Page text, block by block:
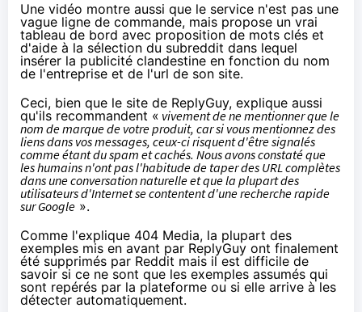
Une vidéo montre aussi que le service n'est pas une
vague ligne de commande, mais propose un vrai
tableau de bord avec proposition de mots clés et
d'aide à la sélection du subreddit dans lequel
insérer la publicité clandestine en fonction du nom
de l'entreprise et de l'url de son site.
Ceci, bien que le site de ReplyGuy, explique aussi
qu'ils recommandent « vivement de ne mentionner que le
nom de marque de votre produit, car si vous mentionnez des
liens dans vos messages, ceux-ci risquent d'être signalés
comme étant du spam et cachés. Nous avons constaté que
les humains n'ont pas l'habitude de taper des URL complètes
dans une conversation naturelle et que la plupart des
utilisateurs d'Internet se contentent d'une recherche rapide
sur Google ».
Comme l'explique 404 Media, la plupart des
exemples mis en avant par ReplyGuy ont finalement
été supprimés par Reddit mais il est difficile de
savoir si ce ne sont que les exemples assumés qui
sont repérés par la plateforme ou si elle arrive à les
détecter automatiquement.